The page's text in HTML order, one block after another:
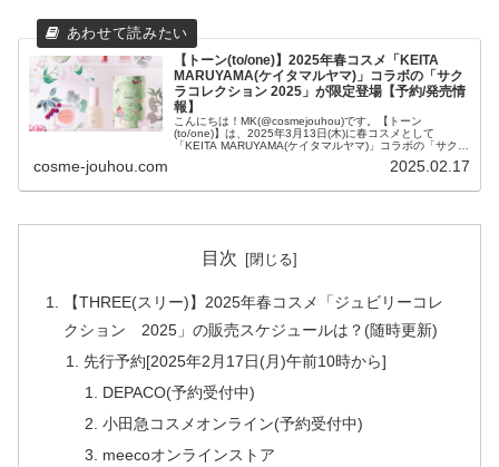
【トーン(to/one)】2025年春コスメ「KEITA
MARUYAMA(ケイタマルヤマ)」コラボの「サク
ラコレクション 2025」が限定登場【予約/発売情
報】
こんにちは！MK(@cosmejouhou)です。【トーン
(to/one)】は、2025年3月13日(木)に春コスメとして
「KEITA MARUYAMA(ケイタマルヤマ)」コラボの「サクラ
cosme-jouhou.com 2025.02.17
目次
【THREE(スリー)】2025年春コスメ「ジュビリーコレ
クション 2025」の販売スケジュールは？(随時更新)
先行予約[2025年2月17日(月)午前10時から]
DEPACO(予約受付中)
小田急コスメオンライン(予約受付中)
meecoオンラインストア